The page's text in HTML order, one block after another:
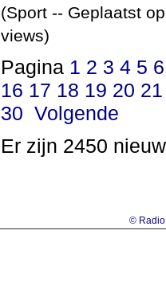
(Sport -- Geplaatst
views)
Pagina 1 2 3 4 5 6
16 17 18 19 20 21
30 Volgende
Er zijn 2450
© Radio